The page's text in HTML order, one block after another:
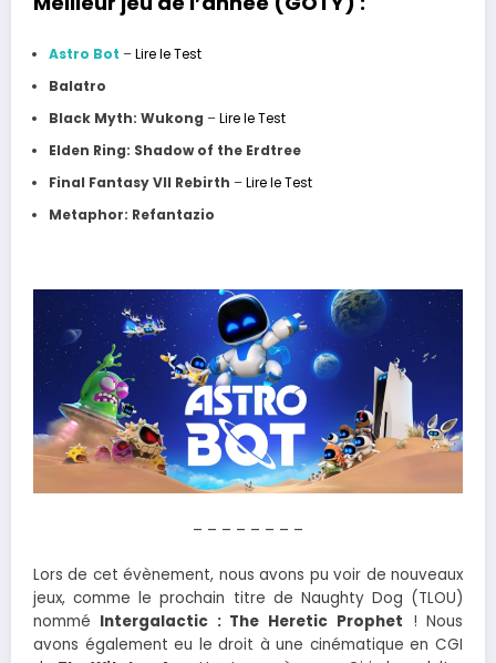
Astro Bot –Lire le Test
Balatro
Black Myth: Wukong –Lire le Test
Elden Ring: Shadow of the Erdtree
Final Fantasy VII Rebirth –Lire le Test
Metaphor: Refantazio
– – – – – – – –
Lors de cet évènement, nous avons pu voir de nouveaux
jeux, comme le prochain titre de Naughty Dog (TLOU)
nommé Intergalactic : The Heretic Prophet ! Nous
avons également eu le droit à une cinématique en CGI